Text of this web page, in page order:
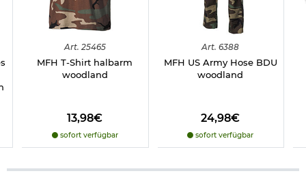
Art. 25465
MFH T-Shirt halbarm
woodland
13,98€
sofort verfügbar
Art. 6388
MFH US Army Hose BDU
woodland
24,98€
sofort verfügbar